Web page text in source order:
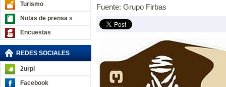
Turismo
Notas de prensa »
Encuestas
REDES SOCIALES
2urpi
Facebook
Fuente: Grupo Firbas